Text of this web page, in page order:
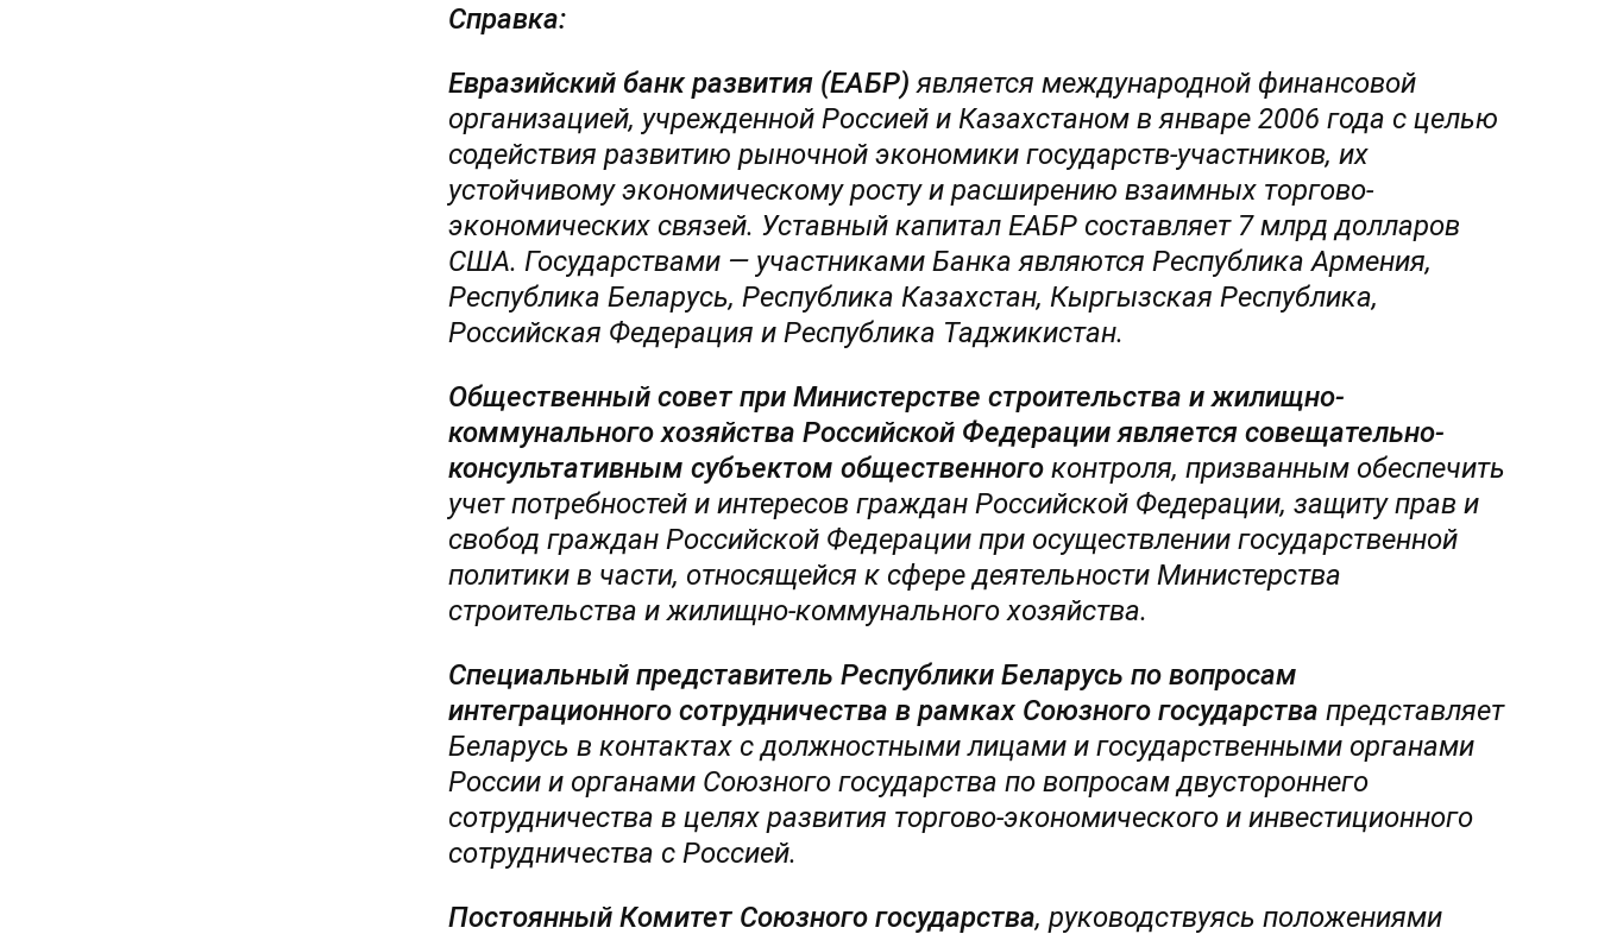
Справка:
Евразийский банк развития (ЕАБР) является международной финансовой
организацией, учрежденной Россией и Казахстаном в январе 2006 года с целью
содействия развитию рыночной экономики государств-участников, их
устойчивому экономическому росту и расширению взаимных торгово-
экономических связей. Уставный капитал ЕАБР составляет 7 млрд долларов
США. Государствами — участниками Банка являются Республика Армения,
Республика Беларусь, Республика Казахстан, Кыргызская Республика,
Российская Федерация и Республика Таджикистан.
Общественный совет при Министерстве строительства и жилищно-
коммунального хозяйства Российской Федерации является совещательно-
консультативным субъектом общественногоконтроля, призванным обеспечить
учет потребностей и интересов граждан Российской Федерации, защиту прав и
свобод граждан Российской Федерации при осуществлении государственной
политики в части, относящейся к сфере деятельности Министерства
строительства и жилищно-коммунального хозяйства.
Специальный представитель Республики Беларусь по вопросам
интеграционного сотрудничества в рамках Союзного государства представляет
Беларусь в контактах с должностными лицами и государственными органами
России и органами Союзного государства по вопросам двустороннего
сотрудничества в целях развития торгово-экономического и инвестиционного
сотрудничества с Россией.
Постоянный Комитет Союзного государства, руководствуясь положениями